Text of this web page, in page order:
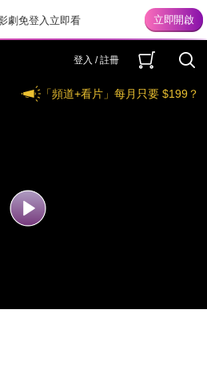
劇免登入立即看
登入 / 註冊
「頻道+看片」每月只要 $199？